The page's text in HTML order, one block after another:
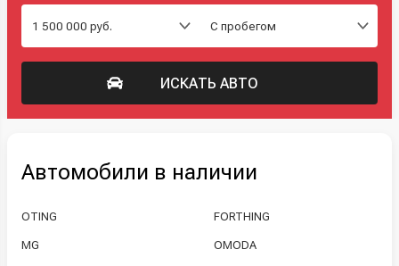
ИСКАТЬ АВТО
Автомобили в наличии
OTING FORTHING
MG OMODA